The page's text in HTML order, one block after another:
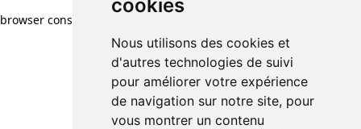
cookies
Nous utilisons des cookies et
d'autres technologies de suivi
pour améliorer votre expérience
de navigation sur notre site, pour
vous montrer un contenu
browser console for more information)